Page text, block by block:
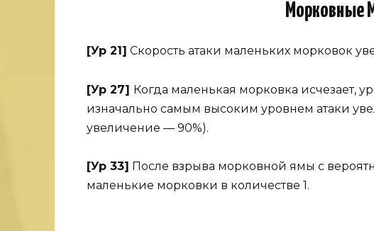
Морковные
[Ур 21] Скорость атаки маленьких морковок
[Ур 27] Когда маленькая морковка исчезает,
изначально самым высоким уровнем атаки
увеличение — 90%).
[Ур 33] После взрыва морковной ямы с
маленькие морковки в количестве 1.